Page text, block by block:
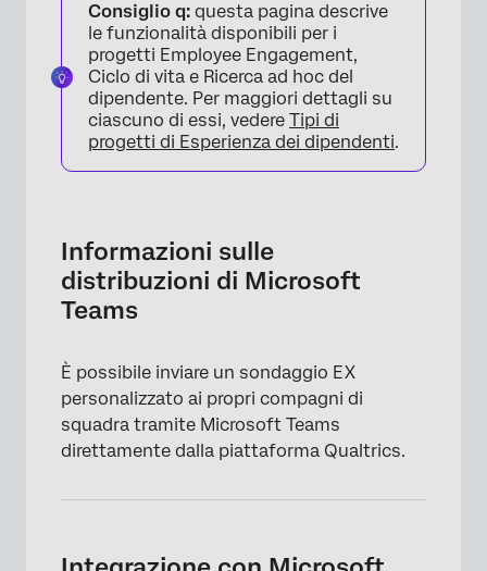
Invio di promemoria a Microsoft Teams
Manager delle distribuzioni di Microsoft
Teams
Esperienza del rispondente di Microsoft
Teams
Consiglio q: questa pagina descrive
le funzionalità disponibili per i
progetti Employee Engagement,
Ciclo di vita e Ricerca ad hoc del
dipendente. Per maggiori dettagli su
ciascuno di essi, vedere Tipi di
progetti di Esperienza dei dipendenti.
Informazioni sulle
distribuzioni di Microsoft
Teams
È possibile inviare un sondaggio EX
personalizzato ai propri compagni di
squadra tramite Microsoft Teams
direttamente dalla piattaforma Qualtrics.